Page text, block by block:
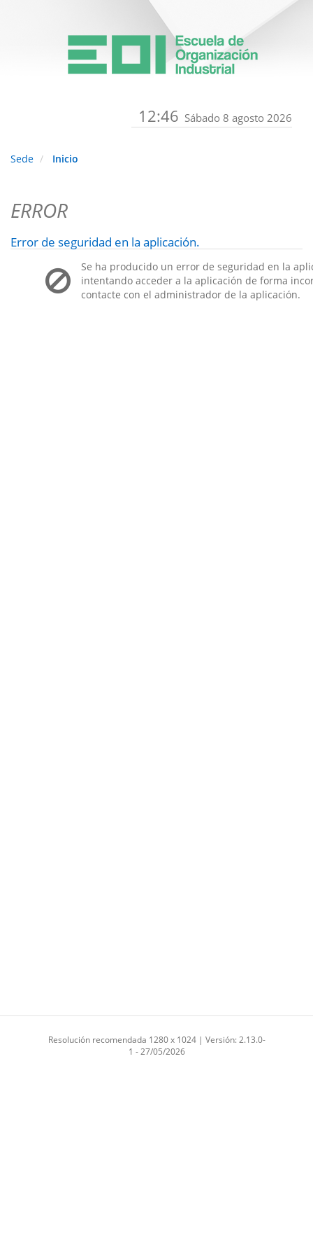
12:46 Sábado 8 agosto 2026
Sede Inicio
ERROR
Error de seguridad en la aplicación.
Se ha producido un error de seguridad en la
intentando acceder a la aplicación de forma
contacte con el administrador de la aplicación.
Resolución recomendada 1280 x 1024 | Versión: 2.13.0-
1 - 27/05/2026